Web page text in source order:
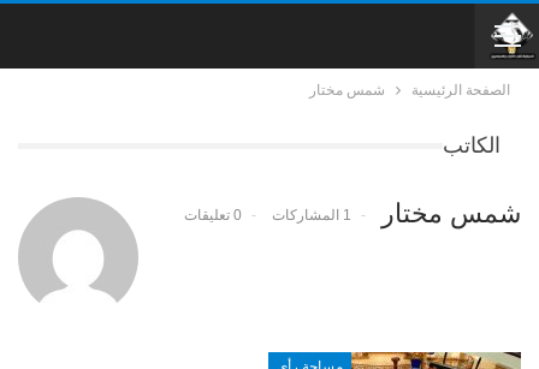
الصفحة الرئيسية شمس مختار
الكاتب
شمس مختار 1 المشاركات 0 تعليقات